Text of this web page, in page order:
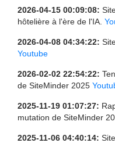
2026-04-15 00:09:08:
hôtelière à l'ère de l'IA.
2026-04-08 04:34:22:
Youtube
2026-02-02 22:54:22:
de SiteMinder 2025
2025-11-19 01:07:27:
mutation de SiteMinder
2025-11-06 04:40:14: